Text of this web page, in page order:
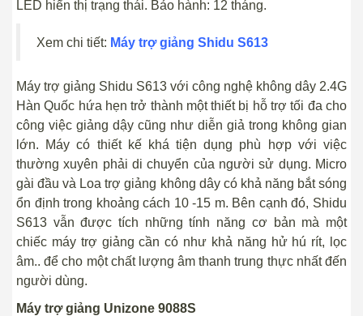
LED hiển thị trạng thái. Bảo hành: 12 tháng.
Xem chi tiết: Máy trợ giảng Shidu S613
Máy trợ giảng Shidu S613 với công nghệ không dây 2.4G
Hàn Quốc hứa hẹn trở thành một thiết bị hỗ trợ tối đa cho
công việc giảng dậy cũng như diễn giả trong không gian
lớn. Máy có thiết kế khá tiện dụng phù hợp với việc
thường xuyên phải di chuyển của người sử dụng. Micro
gài đầu và Loa trợ giảng không dây có khả năng bắt sóng
ổn định trong khoảng cách 10 -15 m. Bên cạnh đó, Shidu
S613 vẫn được tích những tính năng cơ bản mà một
chiếc máy trợ giảng cần có như khả năng hử hú rít, lọc
âm.. để cho một chất lượng âm thanh trung thực nhất đến
người dùng.
Máy trợ giảng Unizone 9088S